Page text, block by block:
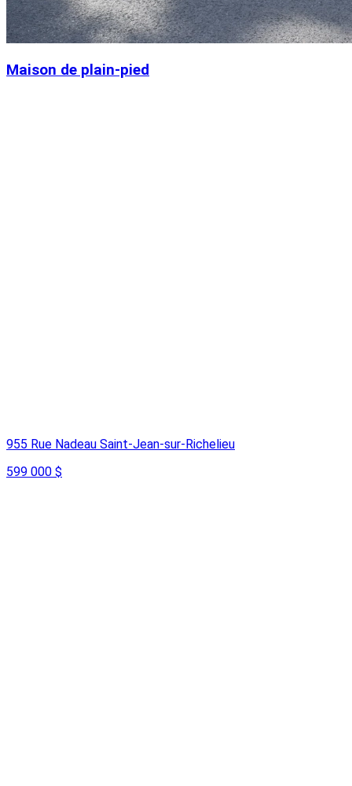
Maison de plain-pied
955 Rue Nadeau Saint-Jean-sur-Richelieu
599 000 $